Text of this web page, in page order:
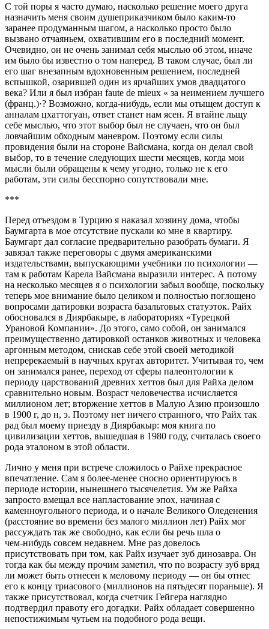
С той поры я часто думаю, насколько решение моего друга
назначить меня своим душеприказчиком было каким‑то
заранее продуманным шагом, а насколько просто было
вызвано отчаяньем, охватившим его в последний момент.
Очевидно, он не очень занимал себя мыслью об этом, иначе
им было бы известно о том наперед. В таком случае, был ли
его шаг внезапным вдохновенным решением, последней
вспышкой, озарившей один из ярчайших умов двадцатого
века? Или я был избран faute de mieux « за неимением лучшего
(франц.)·? Возможно, когда‑нибудь, если мы отыщем доступ к
анналам цхаттогуан, ответ станет нам ясен. Я втайне льщу
себе мыслью, что этот выбор был не случаен, что он был
ловчайшим обходным маневром. Поэтому если силы
провидения были на стороне Вайсмана, когда он делал свой
выбор, то в течение следующих шести месяцев, когда мои
мысли были обращены к чему угодно, только не к его
работам, эти силы бесспорно сопутствовали мне.
***
Перед отъездом в Турцию я наказал хозяину дома, чтобы
Баумгарта в мое отсутствие пускали ко мне в квартиру.
Баумгарт дал согласие предварительно разобрать бумаги. Я
завязал также переговоры с двумя американскими
издательствами, выпускающими учебники по психологии —
там к работам Карела Вайсмана выразили интерес. А потому
на несколько месяцев я о психологии забыл вообще, поскольку
теперь мое внимание было целиком и полностью поглощено
вопросами датировки возраста базальтовых статуэток. Райх
обосновался в Диярбакыре, в лабораториях «Турецкой
Урановой Компании». До этого, само собой, он занимался
преимущественно датировкой останков животных и человека
аргонным методом, снискав себе этой своей методикой
непререкаемый в научных кругах авторитет. Учитывая то, чем
он занимался ранее, переход от сферы палеонтологии к
периоду царствований древних хеттов был для Райха делом
сравнительно новым. Возраст человечества исчисляется
миллионом лет; вторжение хеттов в Малую Азию произошло
в 1900 г, до н, э. Поэтому нет ничего странного, что Райх так
рад был моему приезду в Диярбакыр: моя книга по
цивилизации хеттов, вышедшая в 1980 году, считалась своего
рода эталоном в этой области.
Лично у меня при встрече сложилось о Райхе прекрасное
впечатление. Сам я более‑менее сносно ориентируюсь в
периоде истории, нынешнего тысячелетия. Ум же Райха
запросто вмещал все напластование эпох, начиная с
каменноугольного периода, и о начале Великого Оледенения
(расстояние во времени без малого миллион лет) Райх мог
рассуждать так же свободно, как если бы речь шла о
чем‑нибудь совсем недавнем. Мне раз довелось
присутствовать при том, как Райх изучает зуб динозавра. Он
тогда как бы между прочим заметил, что по возрасту зуб вряд
ли может быть отнесен к меловому периоду — он бы отнес
его к концу триасового (миллионов на пятьдесят пораньше). Я
также присутствовал, когда счетчик Гейгера наглядно
подтвердил правоту его догадки. Райх обладает совершенно
непостижимым чутьем на подобного рода вещи.